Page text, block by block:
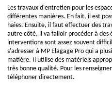
Les travaux d'entretien pour les
différentes manières. En fait, il est
haies. Ensuite, il faut effectuer des
autre côté, il va falloir procéder à des
interventions sont assez souvent
s'adresser à MP Elagage Pro qui a
matière. Il utilise des matériels
très bonne qualité. Pour les
téléphoner directement.